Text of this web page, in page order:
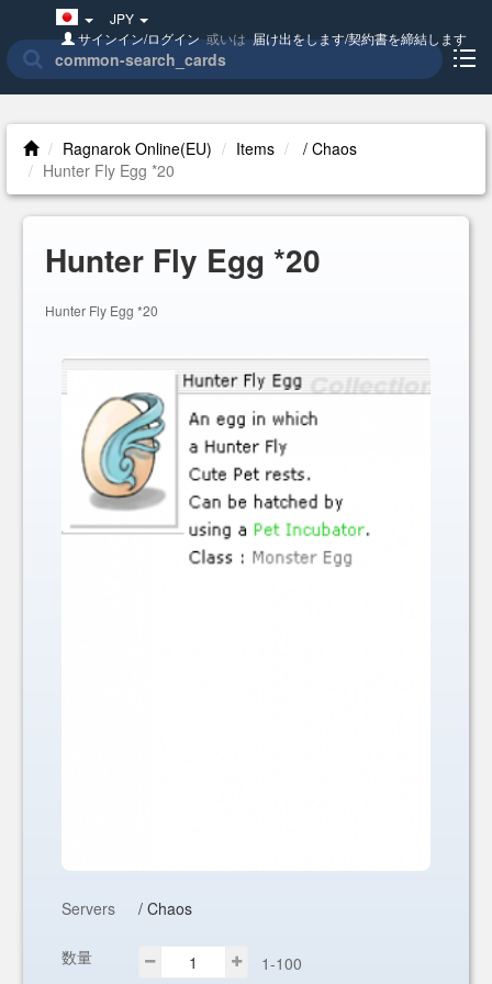
Japan(日
本
語)
JPY
サインイン/ログイン或いは届け出をします/契約書を締結します
Ragnarok Online(EU) Items
/ Chaos
Hunter Fly Egg *20
Hunter Fly Egg *20
Hunter Fly Egg *20
Servers / Chaos
数量 1-100